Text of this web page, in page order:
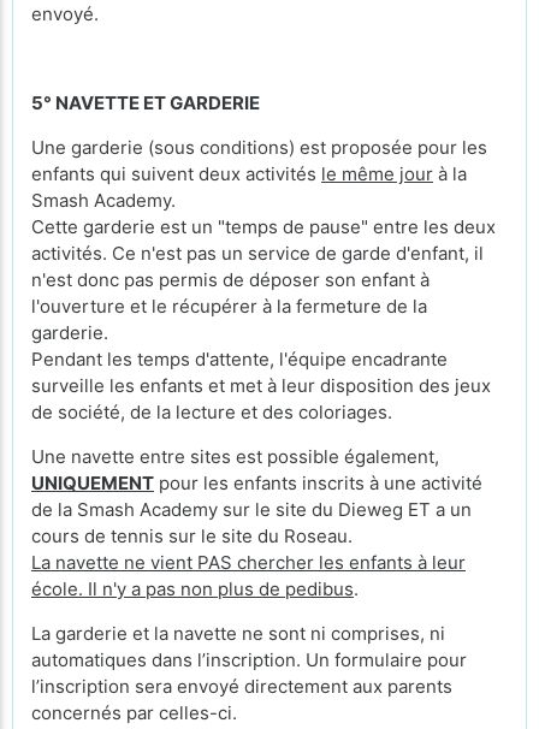
envoyé.
5° NAVETTE ET GARDERIE
Une garderie (sous conditions) est proposée pour les
enfants qui suivent deux activités le même jour à la
Smash Academy.
Cette garderie est un "temps de pause" entre les deux
activités. Ce n'est pas un service de garde d'enfant, il
n'est donc pas permis de déposer son enfant à
l'ouverture et le récupérer à la fermeture de la
garderie.
Pendant les temps d'attente, l'équipe encadrante
surveille les enfants et met à leur disposition des jeux
de société, de la lecture et des coloriages.
Une navette entre sites est possible également,
UNIQUEMENT pour les enfants inscrits à une activité
de la Smash Academy sur le site du Dieweg ET a un
cours de tennis sur le site du Roseau.
La navette ne vient PAS chercher les enfants à leur
école. Il n'y a pas non plus de pedibus.
La garderie et la navette ne sont ni comprises, ni
automatiques dans l’inscription. Un formulaire pour
l’inscription sera envoyé directement aux parents
concernés par celles-ci.